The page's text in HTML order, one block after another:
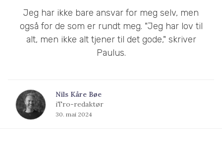
Jeg har ikke bare ansvar for meg selv, men
også for de som er rundt meg. "Jeg har lov til
alt, men ikke alt tjener til det gode," skriver
Paulus.
Nils Kåre Bøe
iTro-redaktør
30. mai 2024